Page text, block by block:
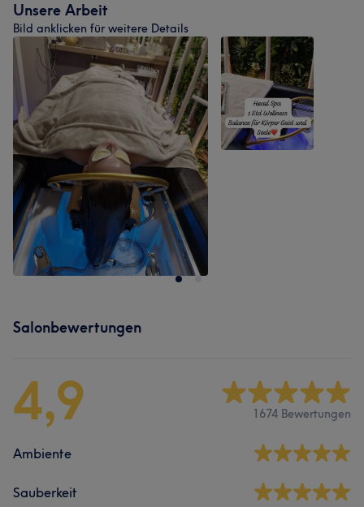
Unsere Arbeit
Bild anklicken für weitere Details
Salonbewertungen
4,9 1674 Bewertungen
Ambiente
Sauberkeit